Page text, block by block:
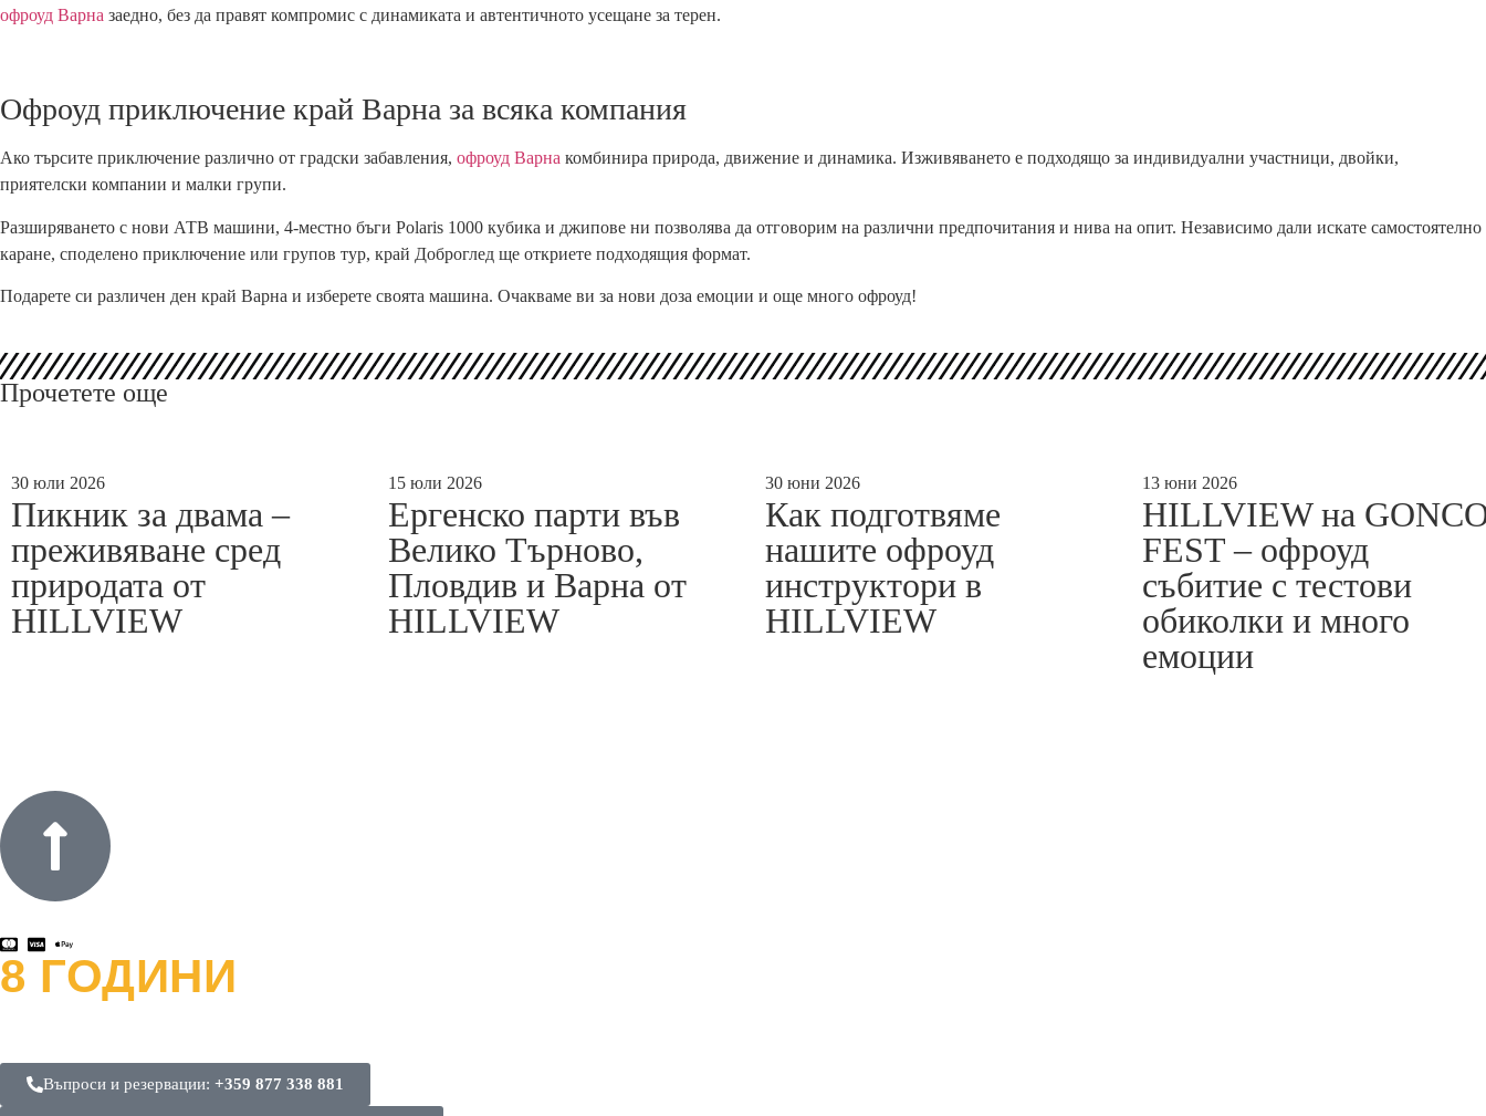
офроуд Варна заедно, без да правят компромис с динамиката и автентичното усещане за терен.
Офроуд приключение край Варна за всяка компания
Ако търсите приключение различно от градски забавления, офроуд Варна комбинира природа, движение и динамика. Изживяването е подходящо за индивидуални участници, двойки,
приятелски компании и малки групи.
Разширяването с нови АТВ машини, 4-местно бъги Polaris 1000 кубика и джипове ни позволява да отговорим на различни предпочитания и нива на опит. Независимо дали искате самостоятелно
каране, споделено приключение или групов тур, край Доброглед ще откриете подходящия формат.
Подарете си различен ден край Варна и изберете своята машина. Очакваме ви за нови доза емоции и още много офроуд!
Прочетете още
30 юли 2026
Пикник за двама –
преживяване сред
природата от
HILLVIEW
15 юли 2026
Ергенско парти във
Велико Търново,
Пловдив и Варна от
HILLVIEW
30 юни 2026
Как подготвяме
нашите офроуд
инструктори в
HILLVIEW
13 юни 2026
HILLVIEW на
FEST – офроуд
събитие с тестови
обиколки и много
емоции
8 ГОДИНИ
Въпроси и резервации: +359 877 338 881